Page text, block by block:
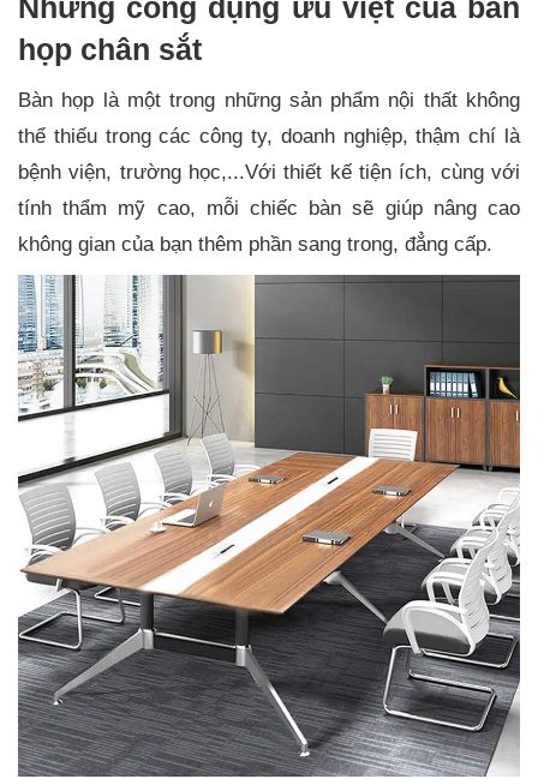
họp chân sắt
Bàn họp là một trong những sản phẩm nội thất không
thể thiếu trong các công ty, doanh nghiệp, thậm chí là
bệnh viện, trường học,...Với thiết kế tiện ích, cùng với
tính thẩm mỹ cao, mỗi chiếc bàn sẽ giúp nâng cao
không gian của bạn thêm phần sang trong, đẳng cấp.